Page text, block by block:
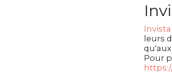
Invista
leurs
Pour